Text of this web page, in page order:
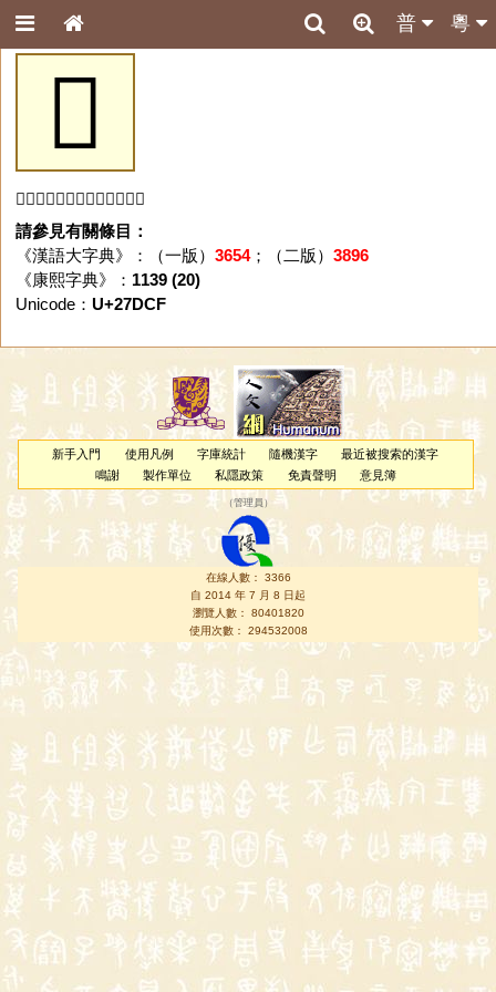
粵
普
𧷏
「𧷏」字未收錄於本資料庫。
請參見有關條目：
《漢語大字典》：（一版） 3654；（二版） 3896
《康熙字典》： 1139 (20)
Unicode： U+27DCF
新手入門 使用凡例 字庫統計 隨機漢字
最近被搜索的漢字
鳴謝
製作單位 私隱政策 免責聲明 意見簿
（管理員 ）
在線人數： 3366
自 2014 年 7 月 8 日起
瀏覽人數： 80401820
使用次數： 294532008